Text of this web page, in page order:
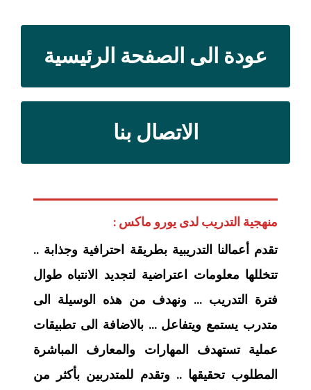
عودة الى الصفحة الرئيسية
الاتصال بنا
منهجية التدريب لدى يورو ماكس :
تقدم أعمالنا التدريبية بطريقة احترافية وجذابة ..
تتخللها معلومات اعتراضية لتجديد الانتباه طوال
فترة التدريب … ونهدف من هذه الوسيلة الى
متدرب يستمع ويتفاعل … بالاضافة الى تطبيقات
عملية تستهدف المهارات والمعارف المباشرة
المطلوب تحقيقها .. وتقدم للمتدربين بأكثر من